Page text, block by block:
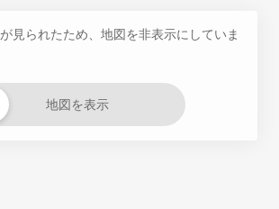
見られたため、地図を非表示にしていま
地図を表示